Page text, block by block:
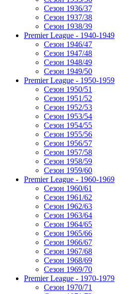
Сезон 1936/37
Сезон 1937/38
Сезон 1938/39
Premier League - 1940-1949
Сезон 1946/47
Сезон 1947/48
Сезон 1948/49
Сезон 1949/50
Premier League - 1950-1959
Сезон 1950/51
Сезон 1951/52
Сезон 1952/53
Сезон 1953/54
Сезон 1954/55
Сезон 1955/56
Сезон 1956/57
Сезон 1957/58
Сезон 1958/59
Сезон 1959/60
Premier League - 1960-1969
Сезон 1960/61
Сезон 1961/62
Сезон 1962/63
Сезон 1963/64
Сезон 1964/65
Сезон 1965/66
Сезон 1966/67
Сезон 1967/68
Сезон 1968/69
Сезон 1969/70
Premier League - 1970-1979
Сезон 1970/71